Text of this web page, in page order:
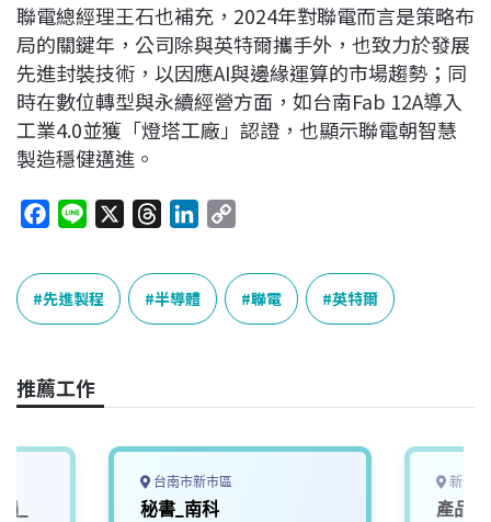
聯電總經理王石也補充，2024年對聯電而言是策略布
局的關鍵年，公司除與英特爾攜手外，也致力於發展
先進封裝技術，以因應AI與邊緣運算的市場趨勢；同
時在數位轉型與永續經營方面，如台南Fab 12A導入
工業4.0並獲「燈塔工廠」認證，也顯示聯電朝智慧
製造穩健邁進。
c
e
b
o
k
n
e
r
e
a
n
k
e
n
p
y
L
k
先進製程 半導體 聯電 英特爾
推薦工作
_
台南市新市區
秘書_南科
新竹
產品